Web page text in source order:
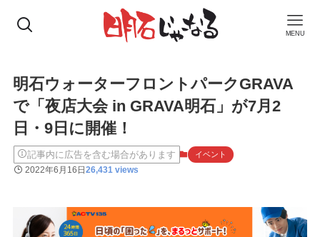
MENU
明石ウォーターフロントパークGRAVA
で「夜店大会 in GRAVA明石」が7月2
日・9日に開催！
記事内に広告を含む場合があります イベント
2022年6月16日26,431 views